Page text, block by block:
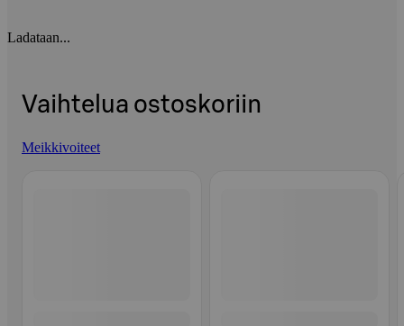
Ladataan...
Vaihtelua ostoskoriin
Meikkivoiteet